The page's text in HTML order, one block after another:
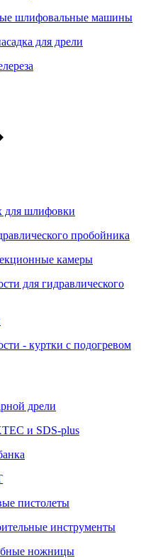
шлифовальные машины
для дрели
для шлифовки
пробойника
камеры
для гидравлического
- куртки с подогревом
дрели
и SDS-plus
пистолеты
инструменты
ножницы